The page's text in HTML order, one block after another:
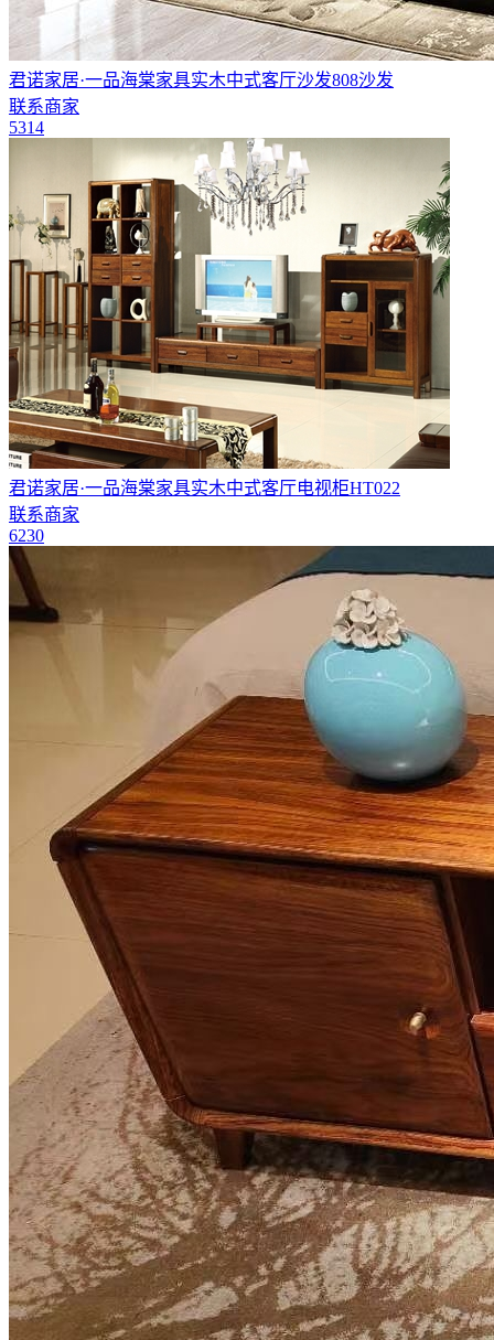
君诺家居·一品海棠家具实木中式客厅沙发808沙发
联系商家
5314
君诺家居·一品海棠家具实木中式客厅电视柜HT022
联系商家
6230